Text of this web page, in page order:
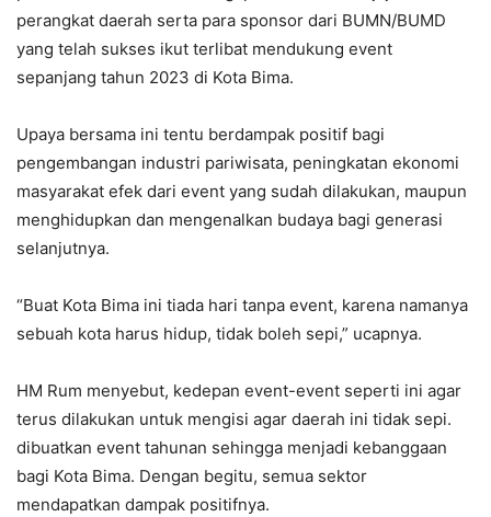
perangkat daerah serta para sponsor dari BUMN/BUMD
yang telah sukses ikut terlibat mendukung event
sepanjang tahun 2023 di Kota Bima.
Upaya bersama ini tentu berdampak positif bagi
pengembangan industri pariwisata, peningkatan ekonomi
masyarakat efek dari event yang sudah dilakukan, maupun
menghidupkan dan mengenalkan budaya bagi generasi
selanjutnya.
“Buat Kota Bima ini tiada hari tanpa event, karena namanya
sebuah kota harus hidup, tidak boleh sepi,” ucapnya.
HM Rum menyebut, kedepan event-event seperti ini agar
terus dilakukan untuk mengisi agar daerah ini tidak sepi.
dibuatkan event tahunan sehingga menjadi kebanggaan
bagi Kota Bima. Dengan begitu, semua sektor
mendapatkan dampak positifnya.